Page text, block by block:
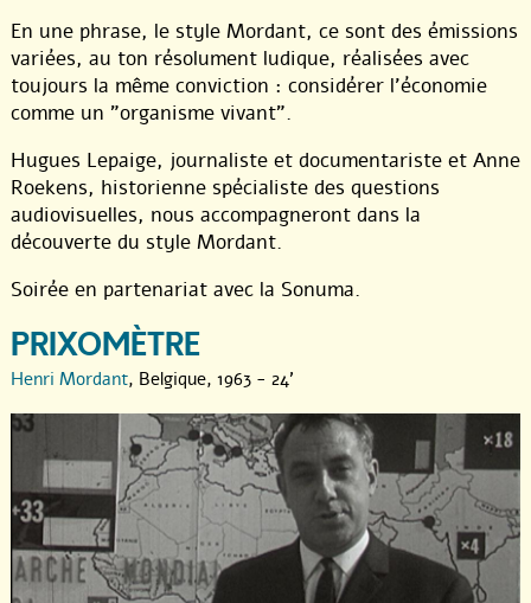
En une phrase, le style Mordant, ce sont des émissions
variées, au ton résolument ludique, réalisées avec
toujours la même conviction : considérer l’économie
comme un "organisme vivant".
Hugues Lepaige, journaliste et documentariste et Anne
Roekens, historienne spécialiste des questions
audiovisuelles, nous accompagneront dans la
découverte du style Mordant.
Soirée en partenariat avec la Sonuma.
PRIXOMÈTRE
Henri Mordant, Belgique, 1963 - 24'